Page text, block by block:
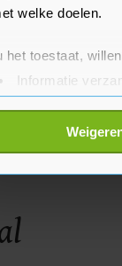
welke doelen.
het toestaat,
Informatie
Uw apparaat
meer over hoe
op elk